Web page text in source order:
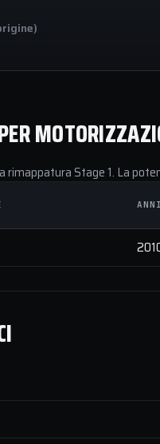
rimappatura Stage 1. La
ANNI